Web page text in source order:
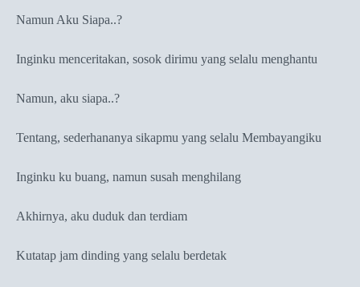
Namun Aku Siapa..?
Inginku menceritakan, sosok dirimu yang selalu menghantu
Namun, aku siapa..?
Tentang, sederhananya sikapmu yang selalu Membayangiku
Inginku ku buang, namun susah menghilang
Akhirnya, aku duduk dan terdiam
Kutatap jam dinding yang selalu berdetak